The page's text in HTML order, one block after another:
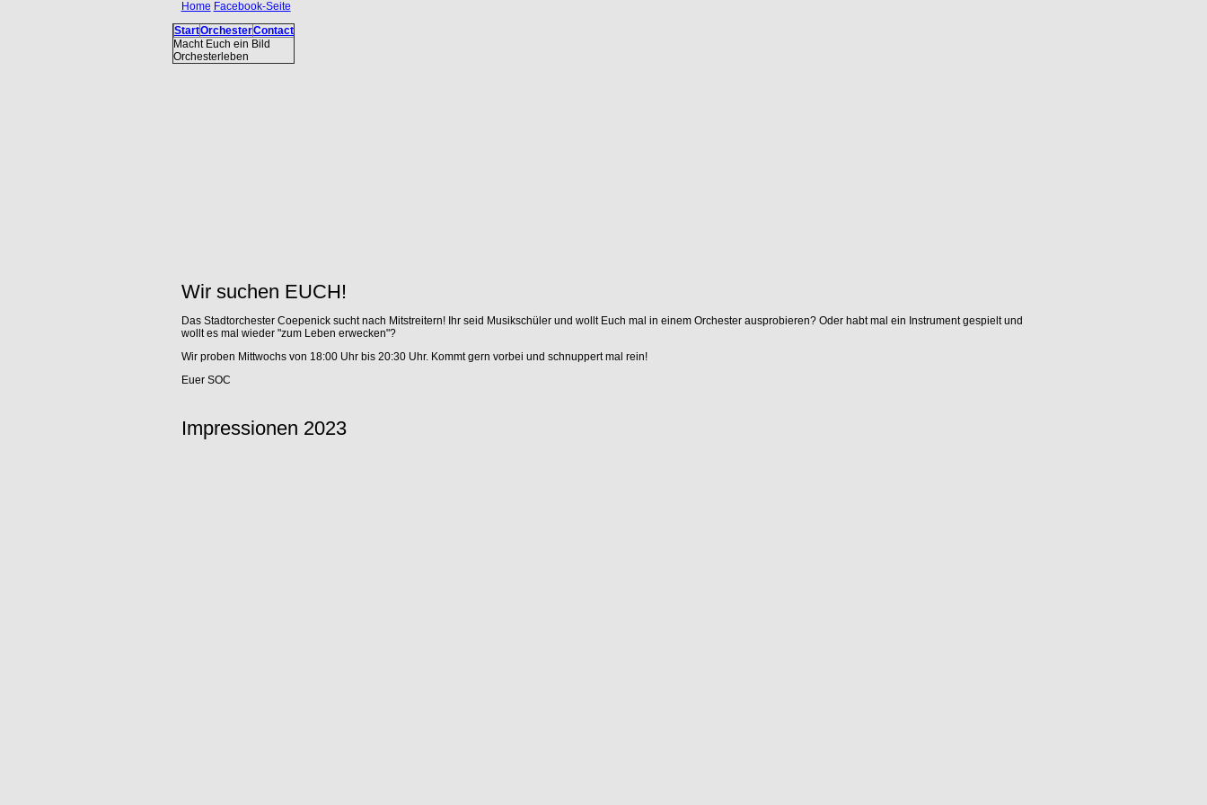
Home Facebook-Seite
StartOrchesterContact
Macht Euch ein Bild
Orchesterleben
Wir suchen EUCH!
Das Stadtorchester Coepenick sucht nach Mitstreitern! Ihr seid Musikschüler und wollt Euch mal in einem Orchester ausprobieren? Oder habt mal ein Instrument gespielt und
wollt es mal wieder "zum Leben erwecken"?
Wir proben Mittwochs von 18:00 Uhr bis 20:30 Uhr. Kommt gern vorbei und schnuppert mal rein!
Euer SOC
Impressionen 2023